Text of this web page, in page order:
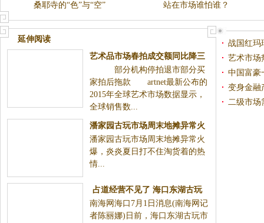
桑耶寺的“色”与“空” 站在市场谁怕谁？
延伸阅读
艺术品市场春拍成交额同比降三
成
部分机构停拍退市部分买
家拍后拖款 artnet最新公布的
2015年全球艺术市场数据显示，
全球销售数...
潘家园古玩市场周末地摊异常火
爆，炎炎夏日打不住淘货着的热
情
潘家园古玩市场周末地摊异常火
爆，炎炎夏日打不住淘货着的热
情...
占道经营不见了 海口东湖古玩
市场焕发新光彩(组图)
南海网海口7月1日消息(南海网记
者陈丽娜)日前，海口东湖古玩市
战国红玛
艺术市场
中国富豪
变身金融
二级市场